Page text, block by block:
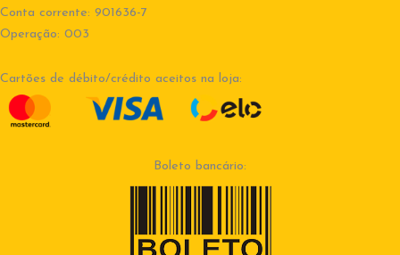
Conta corrente: 901636-7
Operação: 003
Cartões de débito/crédito aceitos na loja:
Boleto bancário: